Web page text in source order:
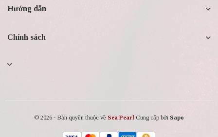
Hướng dẫn
Chính sách
© 2026 - Bản quyền thuộc về Sea Pearl Cung cấp bởi Sapo